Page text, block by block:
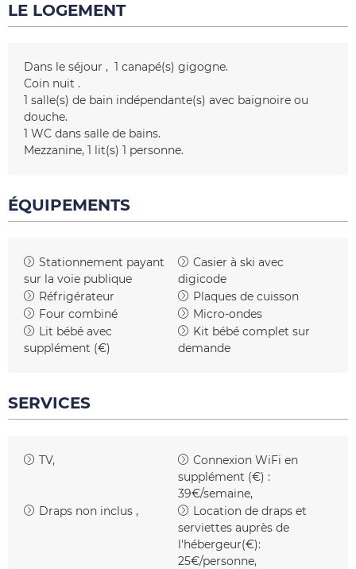
LE LOGEMENT
Dans le séjour 1 canapé(s) gigogne
Coin nuit
1 salle(s) de bain indépendante(s) avec baignoire ou
douche
1 WC dans salle de bains
Mezzanine 1 lit(s) 1 personne
ÉQUIPEMENTS
Stationnement payant
sur la voie publique
Casier à ski avec
digicode
Réfrigérateur
Plaques de cuisson
Four combiné
Micro-ondes
Lit bébé avec
supplément (€)
Kit bébé complet sur
demande
SERVICES
TV
Connexion WiFi en
supplément (€) :
39€/semaine
Draps non inclus
Location de draps et
serviettes auprès de
l'hébergeur(€):
25€/personne